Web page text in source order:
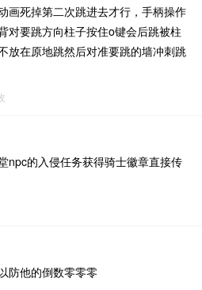
画死掉第二次跳进去才行，手柄操作
对要跳方向柱子按住o键会后跳被柱
放在原地跳然后对准要跳的墙冲刺跳
npc的入侵任务获得骑士徽章直接传
防他的倒数零零零